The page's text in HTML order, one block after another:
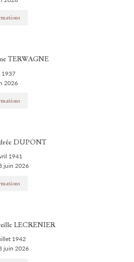
TERWAGNE
1937
2026
DUPONT
1941
juin 2026
LECRENIER
1942
juin 2026